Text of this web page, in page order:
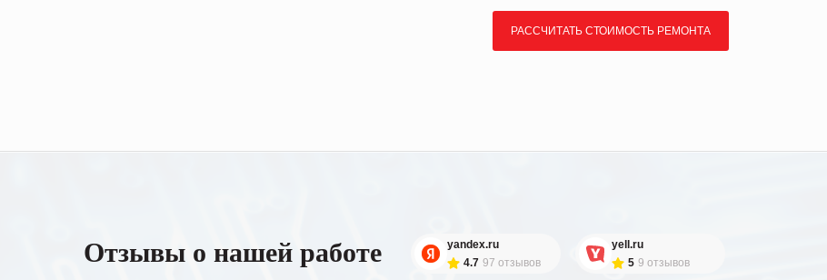
РАССЧИТАТЬ СТОИМОСТЬ РЕМОНТА
Отзывы о нашей работе
yandex.ru
4.7 97 отзывов
yell.ru
5 9 отзывов